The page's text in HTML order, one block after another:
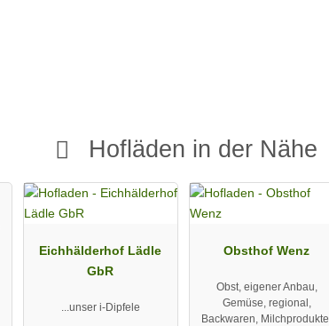
Hofläden in der Nähe
Eichhälderhof Lädle
GbR
...unser i-Dipfele
Obsthof Wenz
Obst, eigener Anbau,
Gemüse, regional,
Backwaren, Milchprodukte,